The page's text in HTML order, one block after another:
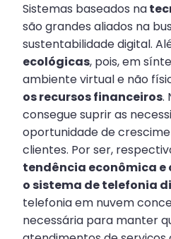
Sistemas baseados na
são grandes aliados na
sustentabilidade digital.
ecológicas, pois, em
ambiente virtual e não
os recursos financeiros.
consegue suprir as
oportunidade de
clientes. Por ser,
tendência econômica e
o sistema de telefonia
telefonia em nuvem
necessária para manter